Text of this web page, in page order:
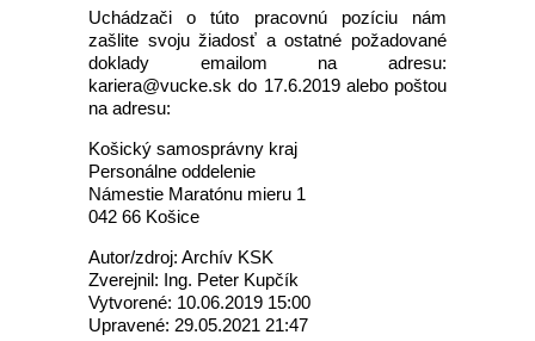
Uchádzači o túto pracovnú pozíciu nám
zašlite svoju žiadosť a ostatné požadované
doklady emailom na adresu:
kariera@vucke.sk do 17.6.2019 alebo poštou
na adresu:
Košický samosprávny kraj
Personálne oddelenie
Námestie Maratónu mieru 1
042 66 Košice
Autor/zdroj: Archív KSK
Zverejnil: Ing. Peter Kupčík
Vytvorené: 10.06.2019 15:00
Upravené: 29.05.2021 21:47